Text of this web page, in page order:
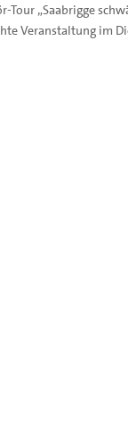
Tour „Saabrigge
Veranstaltung im